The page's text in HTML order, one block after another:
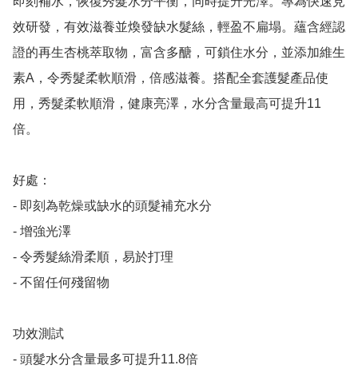
效研發，有效滋養並煥發缺水髮絲，輕盈不扁塌。蘊含經認
證的再生杏桃萃取物，富含多醣，可鎖住水分，並添加維生
素A，令秀髮柔軟順滑，倍感滋養。搭配全套護髮產品使
用，秀髮柔軟順滑，健康亮澤，水分含量最高可提升11
倍。
好處：
- 即刻為乾燥或缺水的頭髮補充水分
- 增強光澤
- 令秀髮絲滑柔順，易於打理
- 不留任何殘留物
功效測試
- 頭髮水分含量最多可提升11.8倍